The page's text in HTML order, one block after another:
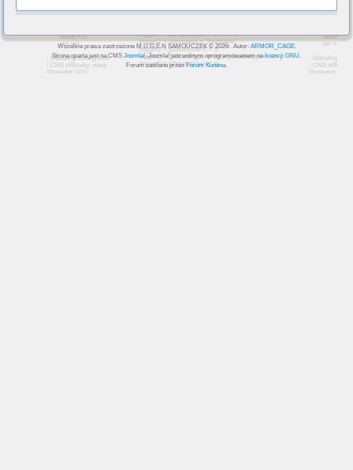
Wszelkie prawa zastrzeżone M.U.G.E.N SAMOUCZEK © 2026r. Autor: ARMOR_CAGE.
Strona oparta jest na CMS Joomla!, Joomla! jest wolnym oprogramowaniem na licencji GNU.
Forum zasilane przez Forum Kunena.